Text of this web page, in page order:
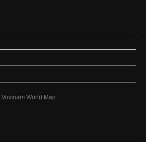
Vovinam World Map